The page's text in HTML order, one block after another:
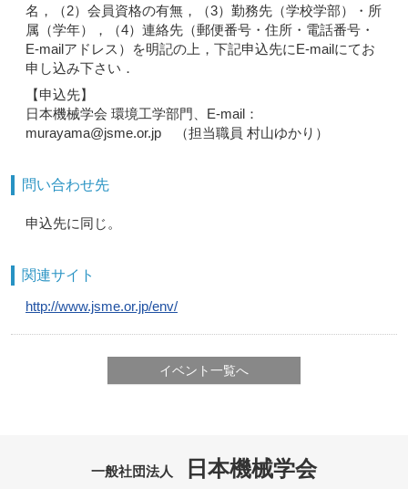
名，（2）会員資格の有無，（3）勤務先（学校学部）・所
属（学年），（4）連絡先（郵便番号・住所・電話番号・
E-mailアドレス）を明記の上，下記申込先にE-mailにてお
申し込み下さい．
【申込先】
日本機械学会 環境工学部門、E-mail：
murayama@jsme.or.jp （担当職員 村山ゆかり）
問い合わせ先
申込先に同じ。
関連サイト
http://www.jsme.or.jp/env/
イベント一覧へ
一般社団法人 日本機械学会